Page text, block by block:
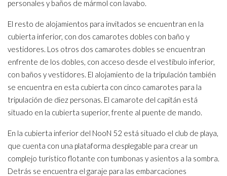
personales y baños de mármol con lavabo.
El resto de alojamientos para invitados se encuentran en la
cubierta inferior, con dos camarotes dobles con baño y
vestidores. Los otros dos camarotes dobles se encuentran
enfrente de los dobles, con acceso desde el vestíbulo inferior,
con baños y vestidores. El alojamiento de la tripulación también
se encuentra en esta cubierta con cinco camarotes para la
tripulación de diez personas. El camarote del capitán está
situado en la cubierta superior, frente al puente de mando.
En la cubierta inferior del NooN 52 está situado el club de playa,
que cuenta con una plataforma desplegable para crear un
complejo turístico flotante con tumbonas y asientos a la sombra.
Detrás se encuentra el garaje para las embarcaciones